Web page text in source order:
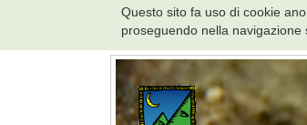
Questo sito fa uso di cookie
proseguendo nella
Pagina
iniziale